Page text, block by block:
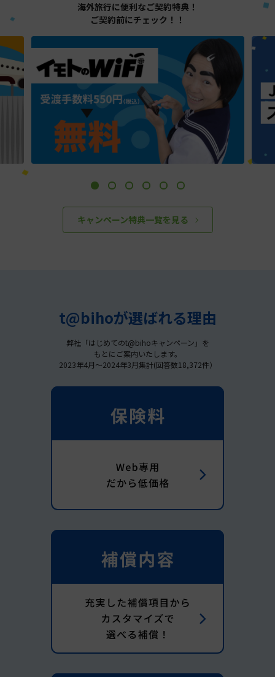
海外旅行に便利なご契約特典！
ご契約前にチェック！！
キャンペーン特典一覧を見る
t@bihoが選ばれる理由
弊社「はじめてのt@bihoキャンペーン」を
もとにご案内いたします。
2023年4月～2024年3月集計(回答数18,372件）